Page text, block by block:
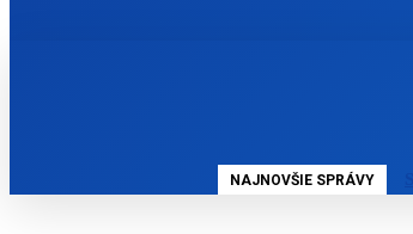
NAJNOVŠIE SPRÁVY